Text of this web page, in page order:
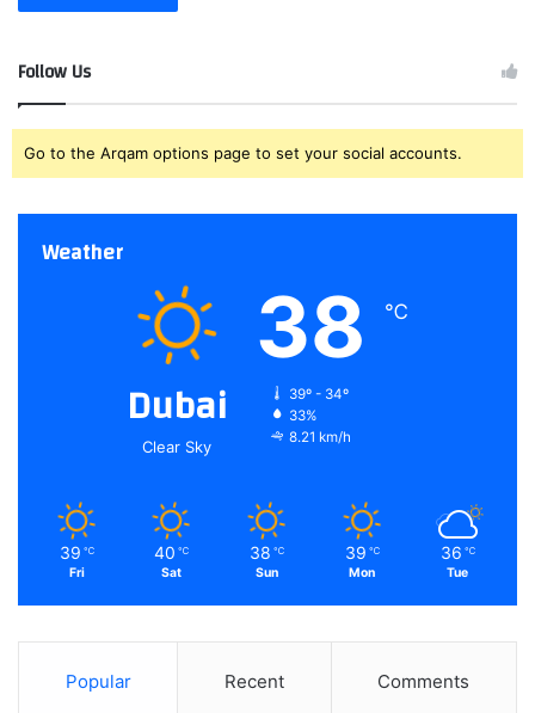
Follow Us
Go to the Arqam options page to set your social accounts.
Weather
Dubai
Clear Sky
38 ℃
39º - 34º
33%
8.21 km/h
39 ℃
Fri
40 ℃
Sat
38 ℃
Sun
39 ℃
Mon
36 ℃
Tue
Popular Recent Comments